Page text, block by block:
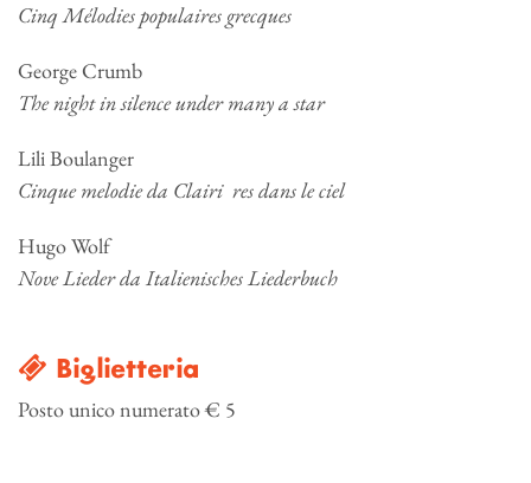
Cinq Mélodies populaires grecques
George Crumb
The night in silence under many a star
Lili Boulanger
Cinque melodie da Clairi res dans le ciel
Hugo Wolf
Nove Lieder da Italienisches Liederbuch
Biglietteria
Posto unico numerato € 5